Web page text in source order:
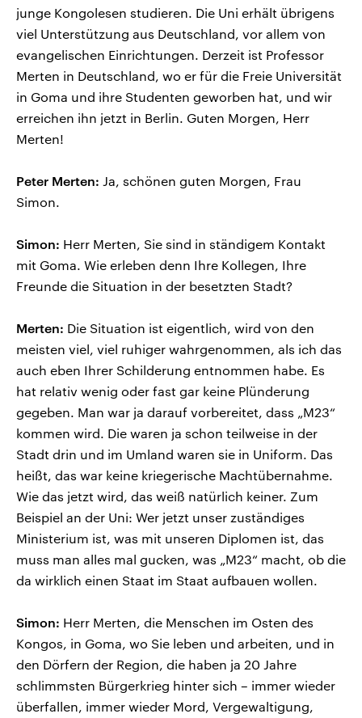
junge Kongolesen studieren. Die Uni erhält übrigens
viel Unterstützung aus Deutschland, vor allem von
evangelischen Einrichtungen. Derzeit ist Professor
Merten in Deutschland, wo er für die Freie Universität
in Goma und ihre Studenten geworben hat, und wir
erreichen ihn jetzt in Berlin. Guten Morgen, Herr
Merten!
Peter Merten: Ja, schönen guten Morgen, Frau
Simon.
Simon: Herr Merten, Sie sind in ständigem Kontakt
mit Goma. Wie erleben denn Ihre Kollegen, Ihre
Freunde die Situation in der besetzten Stadt?
Merten: Die Situation ist eigentlich, wird von den
meisten viel, viel ruhiger wahrgenommen, als ich das
auch eben Ihrer Schilderung entnommen habe. Es
hat relativ wenig oder fast gar keine Plünderung
gegeben. Man war ja darauf vorbereitet, dass „M23“
kommen wird. Die waren ja schon teilweise in der
Stadt drin und im Umland waren sie in Uniform. Das
heißt, das war keine kriegerische Machtübernahme.
Wie das jetzt wird, das weiß natürlich keiner. Zum
Beispiel an der Uni: Wer jetzt unser zuständiges
Ministerium ist, was mit unseren Diplomen ist, das
muss man alles mal gucken, was „M23“ macht, ob die
da wirklich einen Staat im Staat aufbauen wollen.
Simon: Herr Merten, die Menschen im Osten des
Kongos, in Goma, wo Sie leben und arbeiten, und in
den Dörfern der Region, die haben ja 20 Jahre
schlimmsten Bürgerkrieg hinter sich – immer wieder
überfallen, immer wieder Mord, Vergewaltigung,